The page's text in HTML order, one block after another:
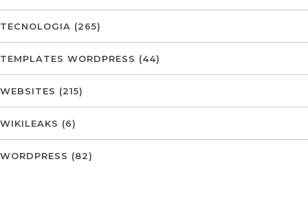
TECNOLOGIA (265)
TEMPLATES WORDPRESS (44)
WEBSITES (215)
WIKILEAKS (6)
WORDPRESS (82)